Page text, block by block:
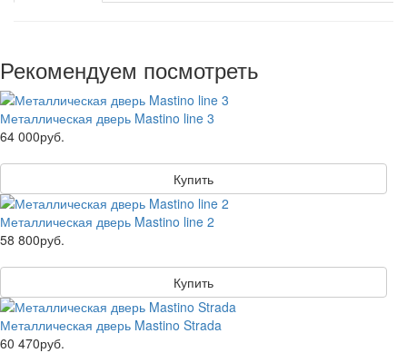
Рекомендуем посмотреть
Металлическая дверь Mastino line 3
64 000руб.
Купить
Металлическая дверь Mastino line 2
58 800руб.
Купить
Металлическая дверь Mastino Strada
60 470руб.